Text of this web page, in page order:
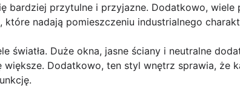
bardziej przytulne i przyjazne. Dodatkowo,
nadają pomieszczeniu industrialnego
światła. Duże okna, jasne ściany i neutralne
Dodatkowo, ten styl wnętrz sprawia, że